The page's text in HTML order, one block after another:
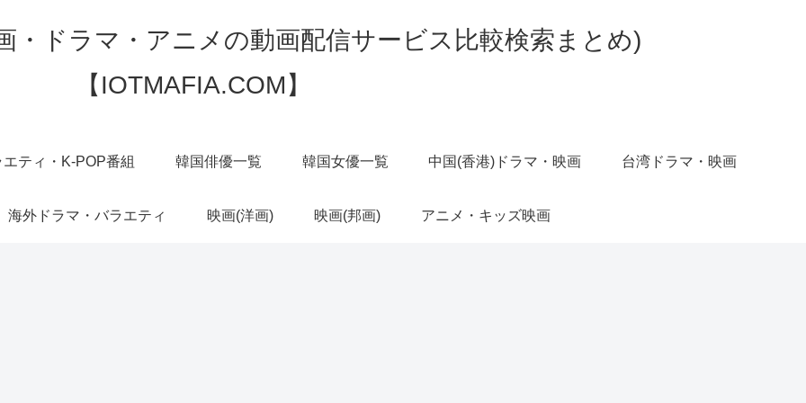
・ドラマ・アニメの動画配信サービス比較検索まとめ)
【IOTMAFIA.COM】
ティ・K-POP番組 韓国俳優一覧 韓国女優一覧 中国(香港)ドラマ・映画 台湾ドラマ・映画
海外ドラマ・バラエティ 映画(洋画) 映画(邦画) アニメ・キッズ映画